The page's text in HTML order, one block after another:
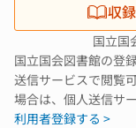
収
国立国
国立国会図書館の登
送信サービスで閲覧
場合は、個人送信サ
利用者登録する >